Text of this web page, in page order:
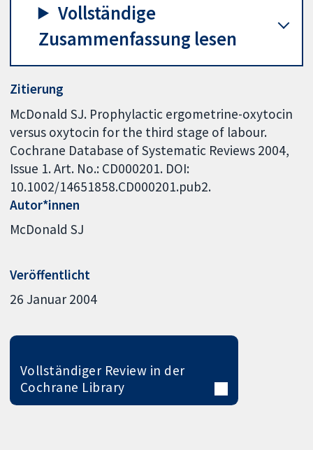
Vollständige
Zusammenfassung lesen
Zitierung
McDonald SJ. Prophylactic ergometrine-oxytocin
versus oxytocin for the third stage of labour.
Cochrane Database of Systematic Reviews 2004,
Issue 1. Art. No.: CD000201. DOI:
10.1002/14651858.CD000201.pub2.
Autor*innen
McDonald SJ
Veröffentlicht
26 Januar 2004
Vollständiger Review in der
Cochrane Library